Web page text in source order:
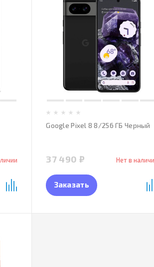
Google Pixel 8 8/256 ГБ Черный
37 490 ₽ Нет в
Заказать